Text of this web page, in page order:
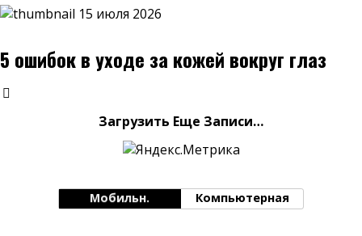
15 июля 2026
5 ошибок в уходе за кожей вокруг глаз
Загрузить Еще Записи…
Мобильн. Компьютерная